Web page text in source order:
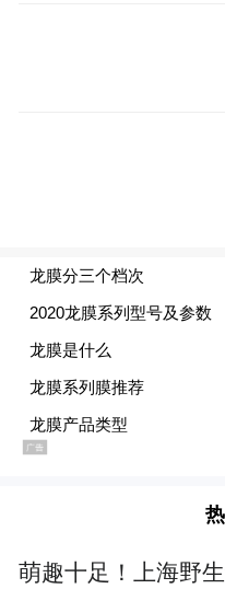
萌趣十足！上海野